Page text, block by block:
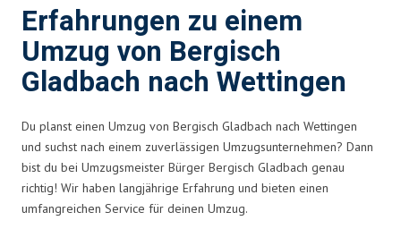
Erfahrungen zu einem
Umzug von Bergisch
Gladbach nach Wettingen
Du planst einen Umzug von Bergisch Gladbach nach Wettingen
und suchst nach einem zuverlässigen Umzugsunternehmen? Dann
bist du bei Umzugsmeister Bürger Bergisch Gladbach genau
richtig! Wir haben langjährige Erfahrung und bieten einen
umfangreichen Service für deinen Umzug.